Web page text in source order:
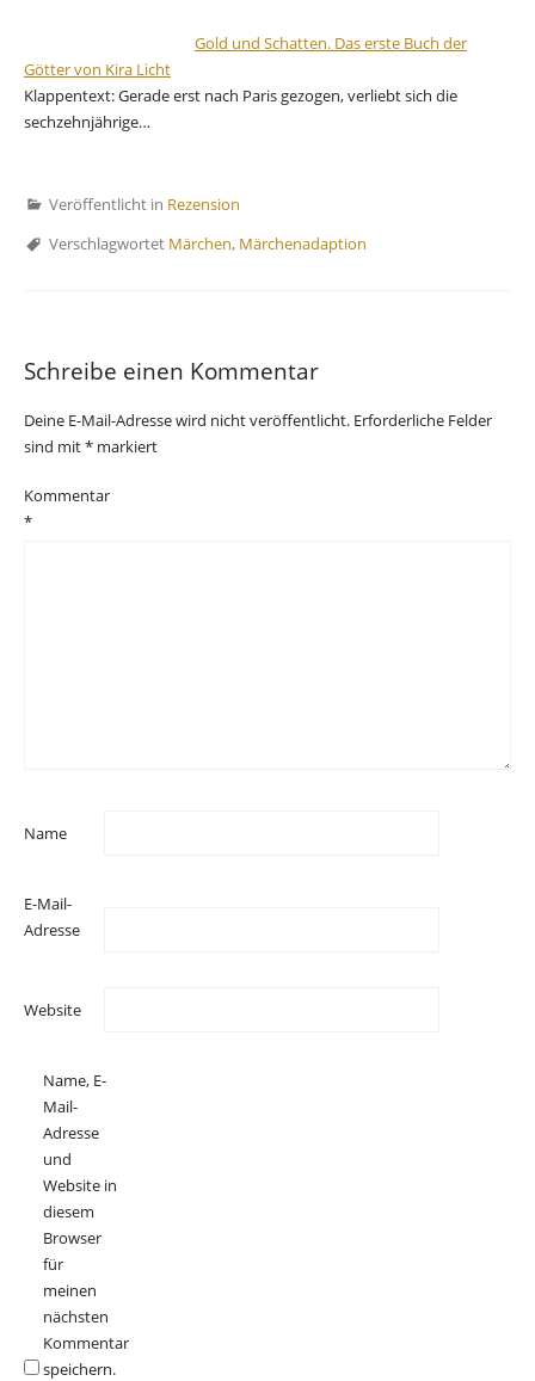
Gold und Schatten. Das erste Buch der
Götter von Kira Licht
Klappentext: Gerade erst nach Paris gezogen, verliebt sich die
sechzehnjährige…
Veröffentlicht in Rezension
Verschlagwortet Märchen, Märchenadaption
Schreibe einen Kommentar
Deine E-Mail-Adresse wird nicht veröffentlicht. Erforderliche Felder
sind mit* markiert
Kommentar
*
Name
E-Mail-
Adresse
Website
Name, E-
Mail-
Adresse
und
Website in
diesem
Browser
für
meinen
nächsten
Kommentar
speichern.